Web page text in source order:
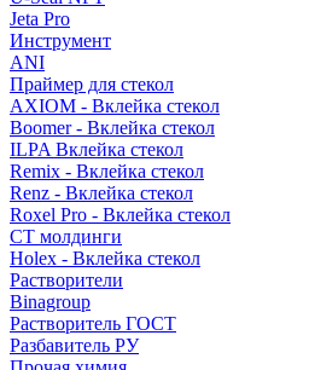
Jeta Pro
Инструмент
ANI
Праймер для стекол
AXIOM - Вклейка стекол
Boomer - Вклейка стекол
ILPA Вклейка стекол
Remix - Вклейка стекол
Renz - Вклейка стекол
Roxel Pro - Вклейка стекол
СТ молдинги
Holex - Вклейка стекол
Растворители
Binagroup
Растворитель ГОСТ
Разбавитель РУ